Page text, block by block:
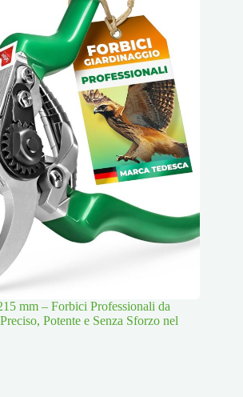
mm – Forbici Professionali da
Potente e Senza Sforzo nel